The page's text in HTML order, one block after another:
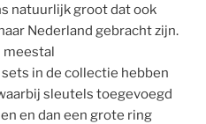
natuurlijk groot dat ook
Nederland gebracht zijn.
meestal
in de collectie hebben
sleutels toegevoegd
en dan een grote ring